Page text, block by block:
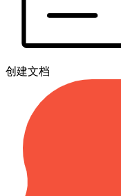
创建文档